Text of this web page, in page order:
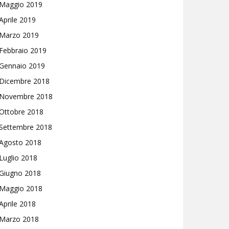
2019
2019
2019
2019
2019
2018
2018
2018
2018
2018
2018
2018
2018
2018
2018